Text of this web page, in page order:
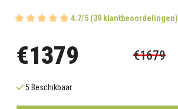
4.7/5 (39 klantbeoordelingen)
€1379 €1679
5 Beschikbaar